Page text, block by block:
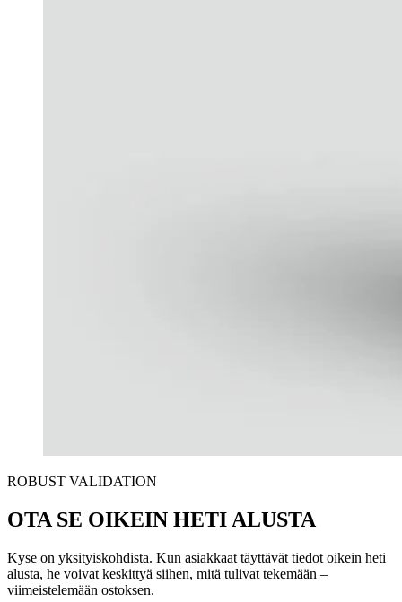
ROBUST VALIDATION
OTA SE OIKEIN HETI ALUSTA
Kyse on yksityiskohdista. Kun asiakkaat täyttävät tiedot oikein heti
alusta, he voivat keskittyä siihen, mitä tulivat tekemään –
viimeistelemään ostoksen.